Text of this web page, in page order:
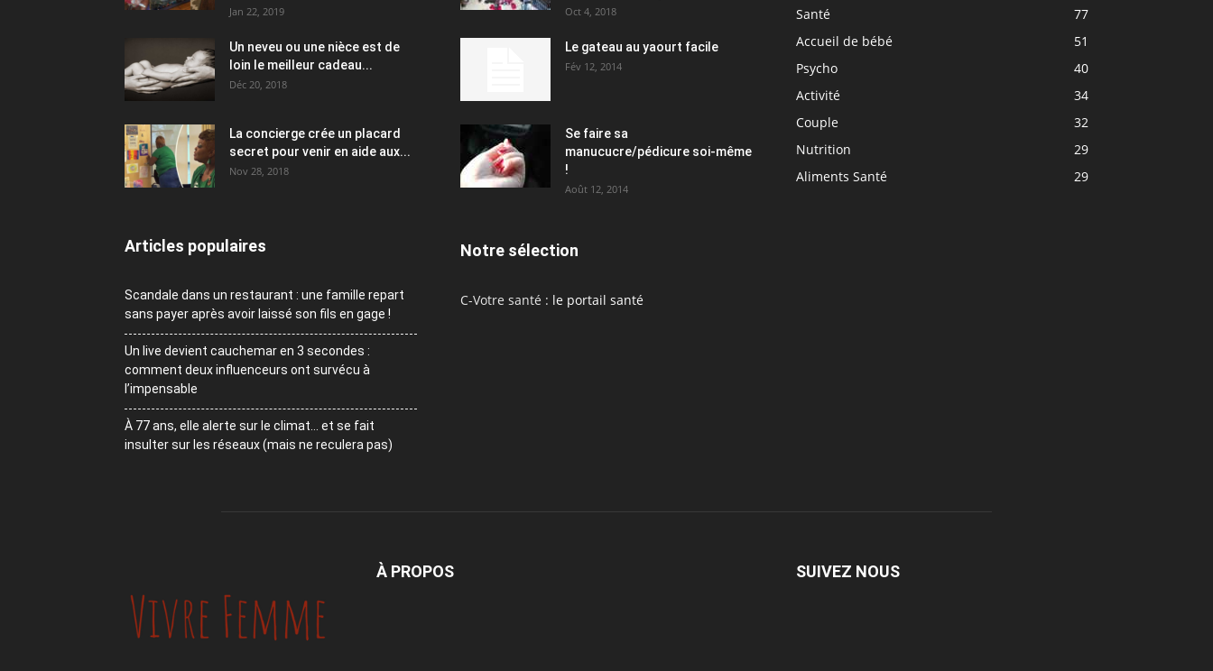
Jan 22, 2019
Un neveu ou une nièce est de
loin le meilleur cadeau...
Déc 20, 2018
La concierge crée un placard
secret pour venir en aide aux...
Nov 28, 2018
Articles populaires
Scandale dans un restaurant : une famille repart
sans payer après avoir laissé son fils en gage !
Un live devient cauchemar en 3 secondes :
comment deux influenceurs ont survécu à
l’impensable
À 77 ans, elle alerte sur le climat… et se fait
insulter sur les réseaux (mais ne reculera pas)
Oct 4, 2018
Le gateau au yaourt facile
Fév 12, 2014
Se faire sa
manucucre/pédicure soi-même
!
Août 12, 2014
Notre sélection
C-Votre santé : le portail santé
Santé
77
Accueil de bébé
51
Psycho
40
Activité
34
Couple
32
Nutrition
29
Aliments Santé
29
À PROPOS SUIVEZ NOUS